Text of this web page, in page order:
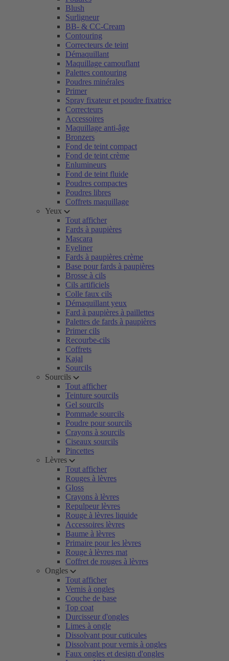
Blush
Surligneur
BB- & CC-Cream
Contouring
Correcteurs de teint
Démaquillant
Maquillage camouflant
Palettes contouring
Poudres minérales
Primer
Spray fixateur et poudre fixatrice
Correcteurs
Accessoires
Maquillage anti-âge
Bronzers
Fond de teint compact
Fond de teint crème
Enlumineurs
Fond de teint fluide
Poudres compactes
Poudres libres
Coffrets maquillage
Yeux
Tout afficher
Fards à paupières
Mascara
Eyeliner
Fards à paupières crème
Base pour fards à paupières
Brosse à cils
Cils artificiels
Colle faux cils
Démaquillant yeux
Fard à paupières à paillettes
Palettes de fards à paupières
Primer cils
Recourbe-cils
Coffrets
Kajal
Sourcils
Sourcils
Tout afficher
Teinture sourcils
Gel sourcils
Pommade sourcils
Poudre pour sourcils
Crayons à sourcils
Ciseaux sourcils
Pincettes
Lèvres
Tout afficher
Rouges à lèvres
Gloss
Crayons à lèvres
Repulpeur lèvres
Rouge à lèvres liquide
Accessoires lèvres
Baume à lèvres
Primaire pour les lèvres
Rouge à lèvres mat
Coffret de rouges à lèvres
Ongles
Tout afficher
Vernis à ongles
Couche de base
Top coat
Durcisseur d'ongles
Limes à ongle
Dissolvant pour cuticules
Dissolvant pour vernis à ongles
Faux ongles et design d'ongles